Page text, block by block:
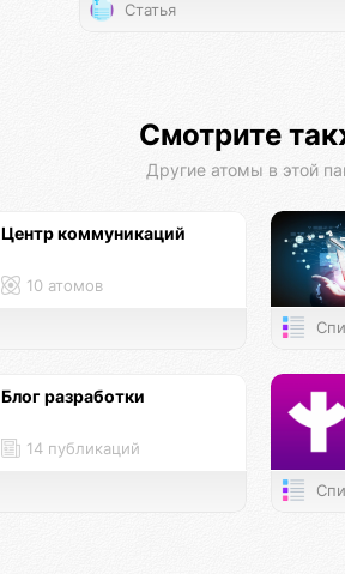
Статья
Смотрите
Другие атомы в этой
Центр коммуникаций
10 атомов
Блог разработки
14 публикаций